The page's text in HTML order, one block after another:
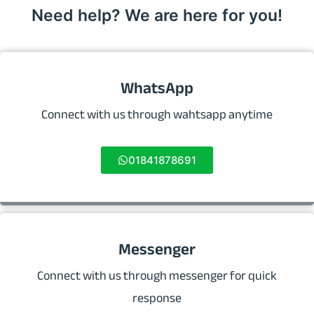
Need help? We are here for you!
WhatsApp
Connect with us through wahtsapp anytime
01841878691
Messenger
Connect with us through messenger for quick
response